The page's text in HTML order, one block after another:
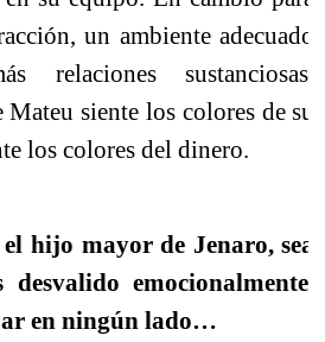
un ambiente adecuado
relaciones sustanciosas
siente los colores de su
los colores del dinero.
hijo mayor de Jenaro, sea
emocionalmente,
en ningún lado…